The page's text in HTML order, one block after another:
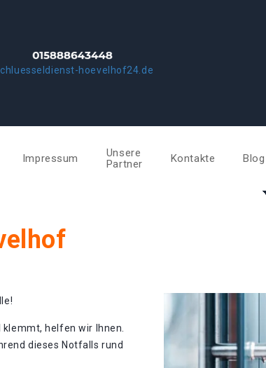
hoevelhof24.de
Impressum
Unsere
Partner
Kontakte Blog
helfen wir Ihnen.
dieses Notfalls rund